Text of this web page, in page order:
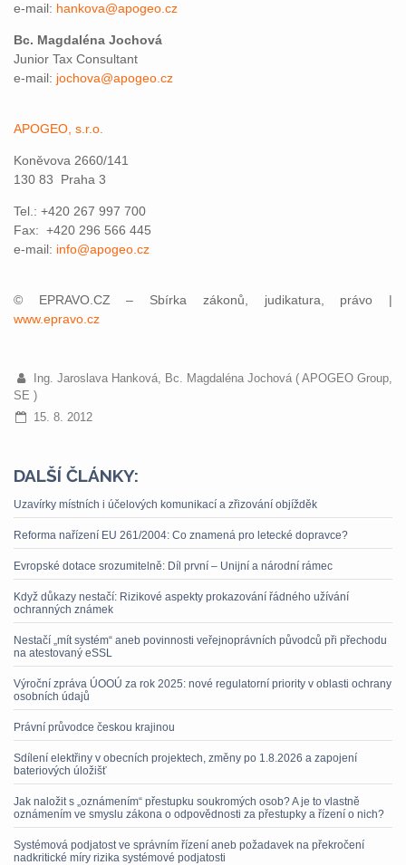
e-mail: hankova@apogeo.cz
Bc. Magdaléna Jochová
Junior Tax Consultant
e-mail: jochova@apogeo.cz
APOGEO, s.r.o.
Koněvova 2660/141
130 83 Praha 3
Tel.: +420 267 997 700
Fax: +420 296 566 445
e-mail: info@apogeo.cz
© EPRAVO.CZ – Sbírka zákonů, judikatura, právo |
www.epravo.cz
Ing. Jaroslava Hanková, Bc. Magdaléna Jochová ( APOGEO Group,
SE )
15. 8. 2012
DALŠÍ ČLÁNKY:
Uzavírky místních i účelových komunikací a zřizování objížděk
Reforma nařízení EU 261/2004: Co znamená pro letecké dopravce?
Evropské dotace srozumitelně: Díl první – Unijní a národní rámec
Když důkazy nestačí: Rizikové aspekty prokazování řádného užívání
ochranných známek
Nestačí „mít systém“ aneb povinnosti veřejnoprávních původců při přechodu
na atestovaný eSSL
Výroční zpráva ÚOOÚ za rok 2025: nové regulatorní priority v oblasti ochrany
osobních údajů
Právní průvodce českou krajinou
Sdílení elektřiny v obecních projektech, změny po 1.8.2026 a zapojení
bateriových úložišť
Jak naložit s „oznámením“ přestupku soukromých osob? A je to vlastně
oznámením ve smyslu zákona o odpovědnosti za přestupky a řízení o nich?
Systémová podjatost ve správním řízení aneb požadavek na překročení
nadkritické míry rizika systémové podjatosti